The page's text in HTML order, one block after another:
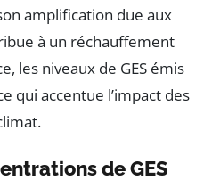
amplification due aux
à un réchauffement
les niveaux de GES émis
qui accentue l’impact des
de GES